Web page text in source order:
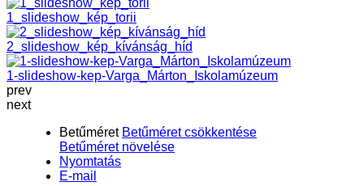
1_slideshow_kép_torii
2_slideshow_kép_kívánság_híd
1-slideshow-kep-Varga_Márton_Iskolamúzeum
prev
next
Betűméret Betűméret csökkentése
Betűméret növelése
Nyomtatás
E-mail